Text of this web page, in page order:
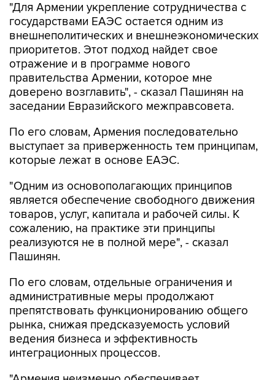
"Для Армении укрепление сотрудничества с
государствами ЕАЭС остается одним из
внешнеполитических и внешнеэкономических
приоритетов. Этот подход найдет свое
отражение и в программе нового
правительства Армении, которое мне
доверено возглавить", - сказал Пашинян на
заседании Евразийского межправсовета.
По его словам, Армения последовательно
выступает за приверженность тем принципам,
которые лежат в основе ЕАЭС.
"Одним из основополагающих принципов
является обеспечение свободного движения
товаров, услуг, капитала и рабочей силы. К
сожалению, на практике эти принципы
реализуются не в полной мере", - сказал
Пашинян.
По его словам, отдельные ограничения и
административные меры продолжают
препятствовать функционированию общего
рынка, снижая предсказуемость условий
ведения бизнеса и эффективность
интеграционных процессов.